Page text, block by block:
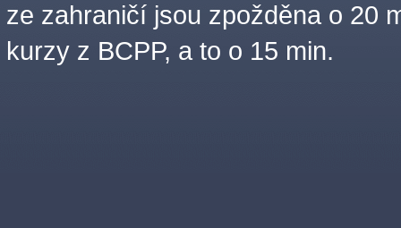
ze zahraničí jsou zpožděna o 20
kurzy z BCPP, a to o 15 min.